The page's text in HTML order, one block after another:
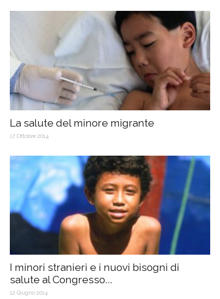
La salute del minore migrante
17 Ottobre 2014
I minori stranieri e i nuovi bisogni di
salute al Congresso...
12 Giugno 2014